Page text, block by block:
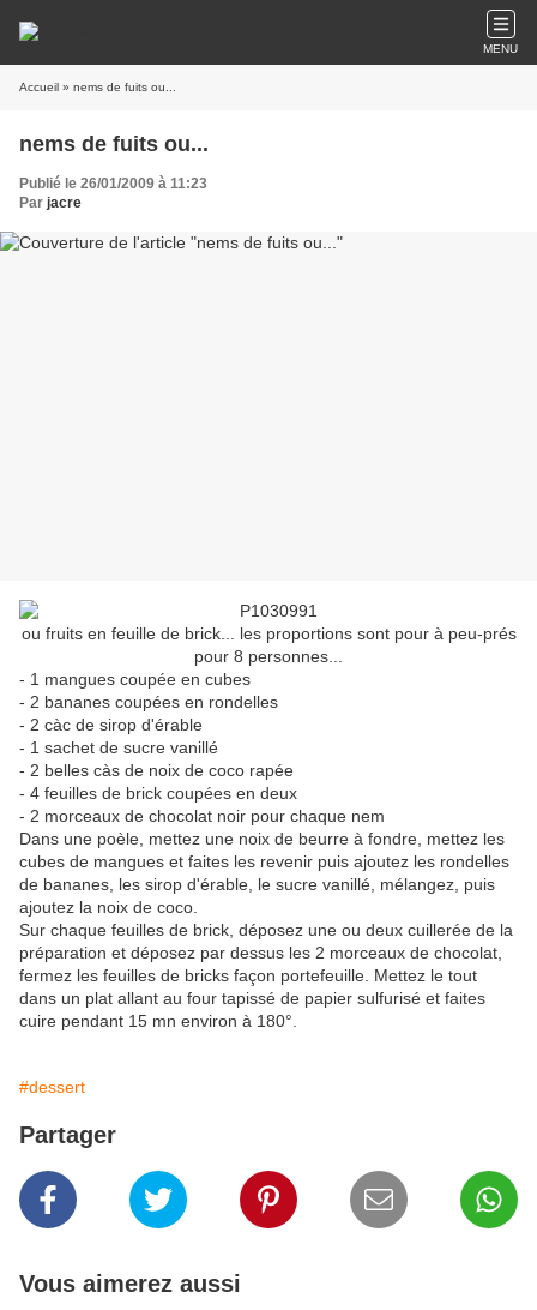
MENU
Accueil » nems de fuits ou...
nems de fuits ou...
Publié le 26/01/2009 à 11:23
Par jacre
ou fruits en feuille de brick... les proportions sont pour à peu-prés
pour 8 personnes...
- 1 mangues coupée en cubes
- 2 bananes coupées en rondelles
- 2 càc de sirop d'érable
- 1 sachet de sucre vanillé
- 2 belles càs de noix de coco rapée
- 4 feuilles de brick coupées en deux
- 2 morceaux de chocolat noir pour chaque nem
Dans une poèle, mettez une noix de beurre à fondre, mettez les
cubes de mangues et faites les revenir puis ajoutez les rondelles
de bananes, les sirop d'érable, le sucre vanillé, mélangez, puis
ajoutez la noix de coco.
Sur chaque feuilles de brick, déposez une ou deux cuillerée de la
préparation et déposez par dessus les 2 morceaux de chocolat,
fermez les feuilles de bricks façon portefeuille. Mettez le tout
dans un plat allant au four tapissé de papier sulfurisé et faites
cuire pendant 15 mn environ à 180°.
#dessert
Partager
Vous aimerez aussi